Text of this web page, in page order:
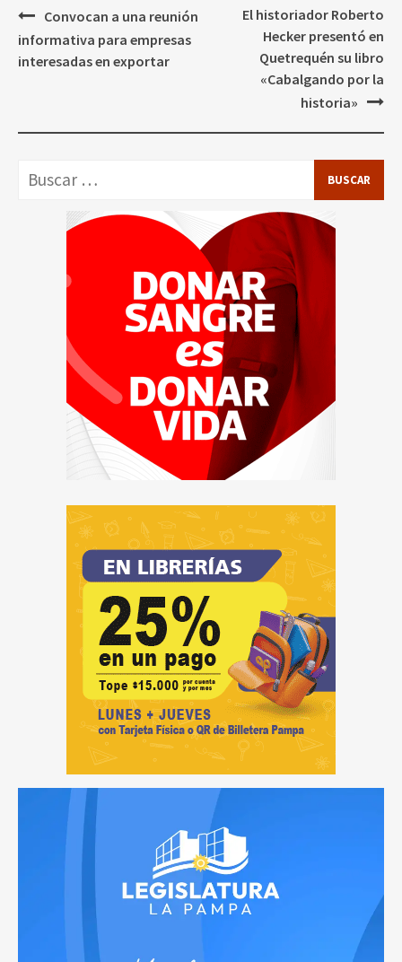
Navegación
de
entradas
Convocan a una reunión
informativa para empresas
interesadas en exportar
El historiador Roberto
Hecker presentó en
Quetrequén su libro
«Cabalgando por la
historia»
Buscar: